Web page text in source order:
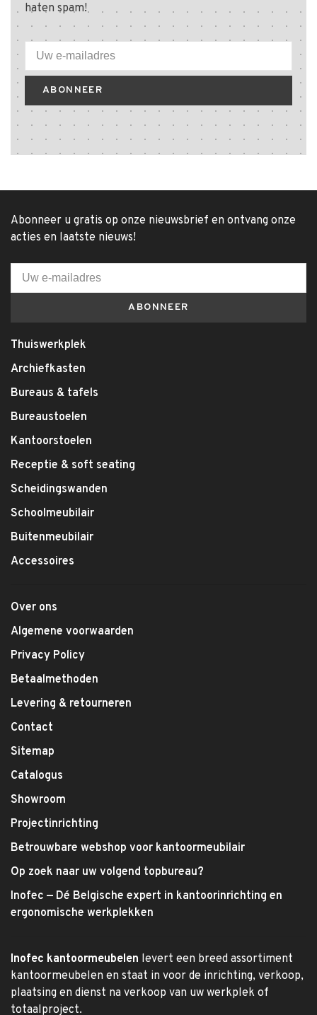
haten spam!
ABONNEER
Abonneer u gratis op onze nieuwsbrief en ontvang onze
acties en laatste nieuws!
ABONNEER
Thuiswerkplek
Archiefkasten
Bureaus & tafels
Bureaustoelen
Kantoorstoelen
Receptie & soft seating
Scheidingswanden
Schoolmeubilair
Buitenmeubilair
Accessoires
Over ons
Algemene voorwaarden
Privacy Policy
Betaalmethoden
Levering & retourneren
Contact
Sitemap
Catalogus
Showroom
Projectinrichting
Betrouwbare webshop voor kantoormeubilair
Op zoek naar uw volgend topbureau?
Inofec — Dé Belgische expert in kantoorinrichting en
ergonomische werkplekken
Inofec kantoormeubelen levert een breed assortiment
kantoormeubelen en staat in voor de inrichting, verkoop,
plaatsing en dienst na verkoop van uw werkplek of
totaalproject.